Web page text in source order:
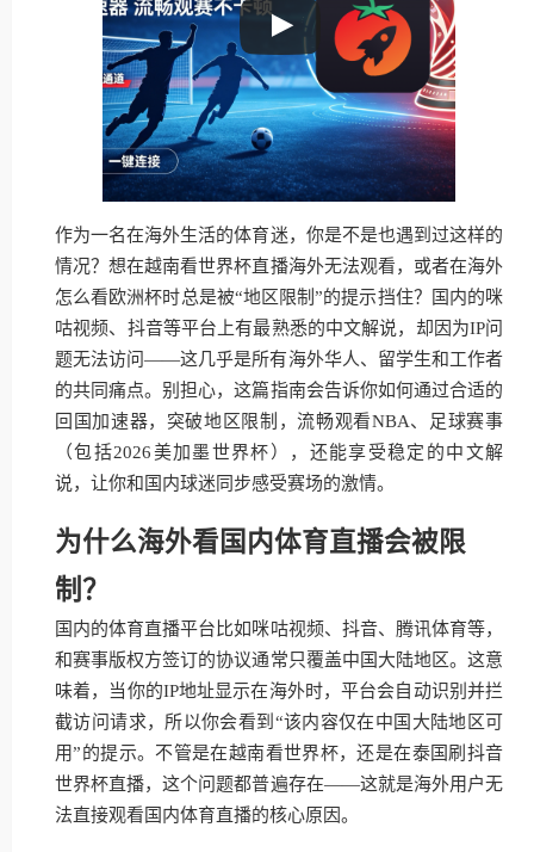
作为一名在海外生活的体育迷，你是不是也遇到过这样的
情况？想在越南看世界杯直播海外无法观看，或者在海外
怎么看欧洲杯时总是被“地区限制”的提示挡住？国内的咪
咕视频、抖音等平台上有最熟悉的中文解说，却因为IP问
题无法访问——这几乎是所有海外华人、留学生和工作者
的共同痛点。别担心，这篇指南会告诉你如何通过合适的
回国加速器，突破地区限制，流畅观看NBA、足球赛事
（包括2026美加墨世界杯），还能享受稳定的中文解
说，让你和国内球迷同步感受赛场的激情。
为什么海外看国内体育直播会被限
制？
国内的体育直播平台比如咪咕视频、抖音、腾讯体育等，
和赛事版权方签订的协议通常只覆盖中国大陆地区。这意
味着，当你的IP地址显示在海外时，平台会自动识别并拦
截访问请求，所以你会看到“该内容仅在中国大陆地区可
用”的提示。不管是在越南看世界杯，还是在泰国刷抖音
世界杯直播，这个问题都普遍存在——这就是海外用户无
法直接观看国内体育直播的核心原因。